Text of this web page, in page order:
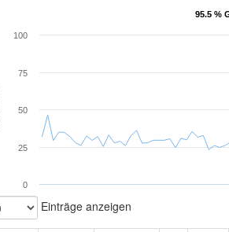
95.5 %
95.5 %
0
25
50
75
100
Einträge anzeigen